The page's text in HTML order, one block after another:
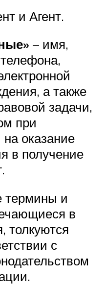
и Агент.
– имя,
а также
задачи,
при
оказание
в получение
термины и
в
толкуются
с